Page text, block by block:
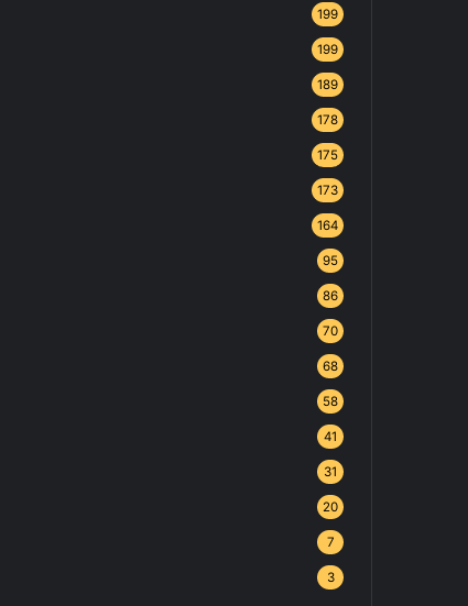
199
199
189
178
175
173
164
95
86
70
68
58
41
31
20
7
3